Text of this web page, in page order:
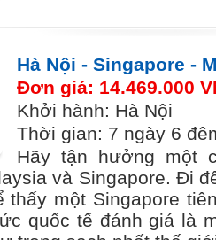
Hà Nội - Singapore -
Đơn giá: 14.469.000
Khởi hành: Hà Nội
Thời gian: 7 ngày 6
Hãy tận hưởng một
và Singapore. Đi
một Singapore
quốc tế đánh giá là